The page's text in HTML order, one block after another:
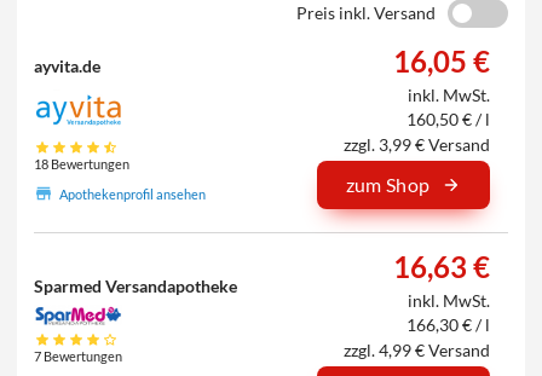
Preis inkl. Versand
ayvita.de
18 Bewertungen
Apothekenprofil ansehen
16,05 €
inkl. MwSt.
160,50 € / l
zzgl. 3,99 € Versand
zum Shop
Sparmed Versandapotheke
7 Bewertungen
16,63 €
inkl. MwSt.
166,30 € / l
zzgl. 4,99 € Versand